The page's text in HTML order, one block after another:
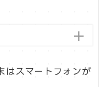
はスマートフォンが